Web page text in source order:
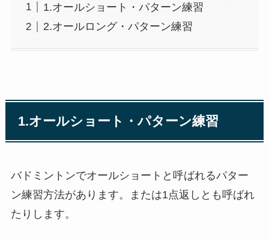
1.オールショート・パターン練習
2.オールロング・パターン練習
1.オールショート・パターン練習
バドミントンでオールショートと呼ばれるパター
ン練習方法があります。または1点返しとも呼ばれ
たりします。